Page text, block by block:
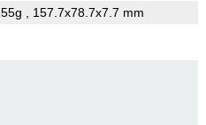
, 157.7x78.7x7.7 mm